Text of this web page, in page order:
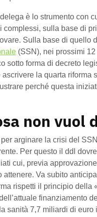
è lo strumento con
complessi, sulla base di
Sulla base di quello
(SSN), nei prossimi
sotto forma di decreto
la quarta riforma
perché questa
non vuol
arginare la crisi del
Per questo il ddl
cui, previa
Va subito
rispetti il principio
finanziamento
sanità 7,7 miliardi di